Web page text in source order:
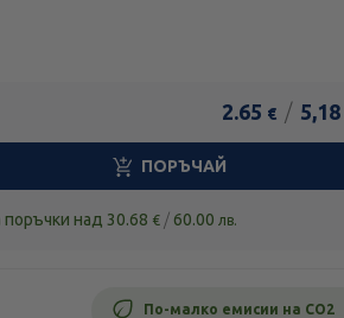
2.65 € / 5,18
ПОРЪЧАЙ
поръчки над 30.68 € / 60.00 лв.
По-малко емисии на CO2